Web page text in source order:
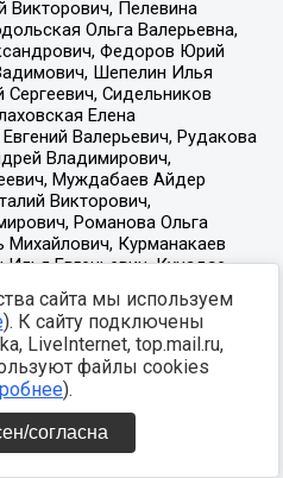
сайта мы используем
). К сайту подключены
LiveInternet, top.mail.ru,
файлы cookies
).
согласна